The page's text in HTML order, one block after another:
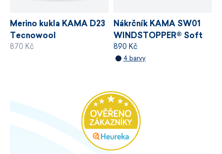
Merino kukla KAMA D23
Tecnowool
870 Kč
Nákrčník KAMA SW01
WINDSTOPPER® Soft
Shell
890 Kč
4 barvy